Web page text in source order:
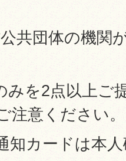
共団体の機関
を2点以上ご
注意ください。
カードは本